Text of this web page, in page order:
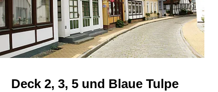
Deck 2, 3, 5 und Blaue Tulpe